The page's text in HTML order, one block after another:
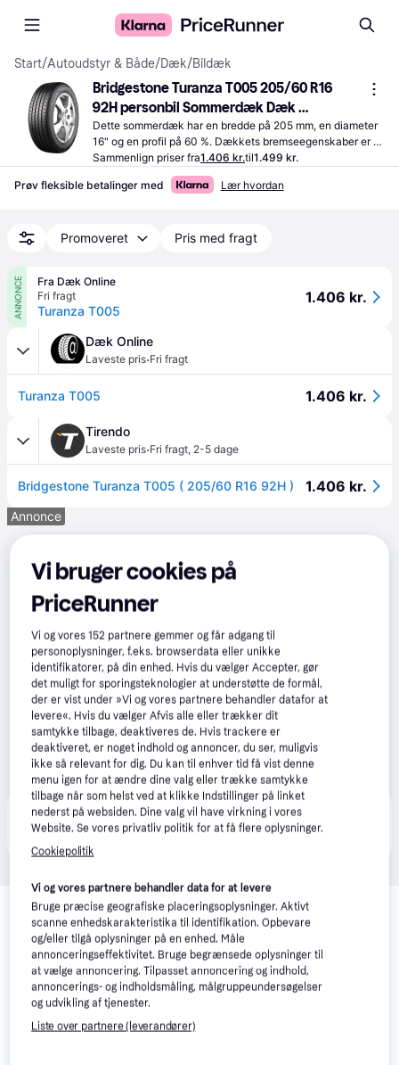
Start/Autoudstyr & Både/Dæk/Bildæk
Bridgestone Turanza T005 205/60 R16
92H personbil Sommerdæk Dæk
MERCEDES-BENZ: C-klasse T-modell, E-
klasse Sedan, C-klasse Sedan, AUDI: A4
Avant 18480
Dette sommerdæk har en bredde på 205 mm, en diameter
16" og en profil på 60 %. Dækkets bremseegenskaber er
angivet til A, som er det bedste.
Sammenlign priser fra1.406 kr.til1.499 kr.
Prøv fleksible betalinger med Lær hvordan
Promoveret Pris med fragt
ANNONCE
Fra Dæk Online
Fri fragt
Turanza T005
1.406 kr.
Dæk Online
Laveste pris·Fri fragt
Turanza T005 1.406 kr.
Tirendo
Laveste pris·Fri fragt, 2-5 dage
Bridgestone Turanza T005 ( 205/60 R16 92H ) 1.406 kr.
Annonce
Produktet fås også hos 4 butikker, som ikke er
betalende kunde i denne kategori.
Relaterede produkter
Se vores forslag til andre produkter, der matcher dine
interesser. Vis alle
Trender
Vi bruger cookies på
PriceRunner
Vi og vores152 partnere gemmer og får adgang til
personoplysninger, f.eks. browserdata eller unikke
identifikatorer, på din enhed. Hvis du vælger Accepter, gør
det muligt for sporingsteknologier at understøtte de formål,
der er vist under »Vi og vores partnere behandler datafor at
levere«. Hvis du vælger Afvis alle eller trækker dit
samtykke tilbage, deaktiveres de. Hvis trackere er
deaktiveret, er noget indhold og annoncer, du ser, muligvis
ikke så relevant for dig. Du kan til enhver tid få vist denne
menu igen for at ændre dine valg eller trække samtykke
tilbage når som helst ved at klikke Indstillinger på linket
nederst på websiden. Dine valg vil have virkning i vores
Website. Se vores privatliv politik for at få flere oplysninger.
Cookiepolitik
Vi og vores partnere behandler data for at levere
Bruge præcise geografiske placeringsoplysninger. Aktivt
scanne enhedskarakteristika til identifikation. Opbevare
og/eller tilgå oplysninger på en enhed. Måle
annonceringseffektivitet. Bruge begrænsede oplysninger til
at vælge annoncering. Tilpasset annoncering og indhold,
annoncerings- og indholdsmåling, målgruppeundersøgelser
og udvikling af tjenester.
Liste over partnere (leverandører)